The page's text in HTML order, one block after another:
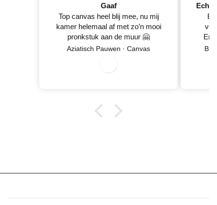
Gaaf
Top canvas heel blij mee, nu mij
kamer helemaal af met zo’n mooi
pronkstuk aan de muur 🤗
Aziatisch Pauwen · Canvas
En